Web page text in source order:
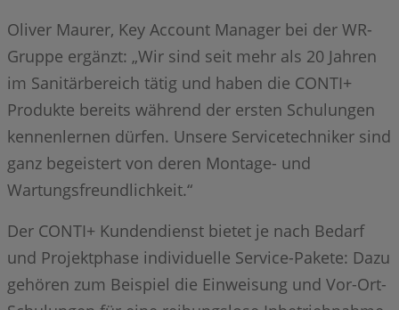
Oliver Maurer, Key Account Manager bei der WR-
Gruppe ergänzt: „Wir sind seit mehr als 20 Jahren
im Sanitärbereich tätig und haben die CONTI+
Produkte bereits während der ersten Schulungen
kennenlernen dürfen. Unsere Servicetechniker sind
ganz begeistert von deren Montage- und
Wartungsfreundlichkeit.“
Der CONTI+ Kundendienst bietet je nach Bedarf
und Projektphase individuelle Service-Pakete: Dazu
gehören zum Beispiel die Einweisung und Vor-Ort-